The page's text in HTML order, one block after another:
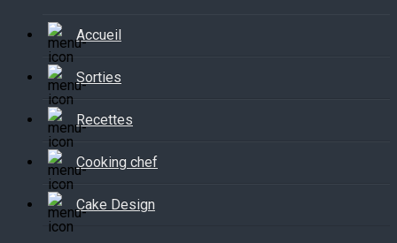
Accueil
Sorties
Recettes
Cooking chef
Cake Design